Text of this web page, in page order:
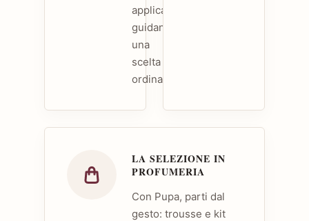
applicazione
guidano
una
scelta
ordinata.
LA SELEZIONE IN
PROFUMERIA
Con Pupa, parti dal
gesto: trousse e kit